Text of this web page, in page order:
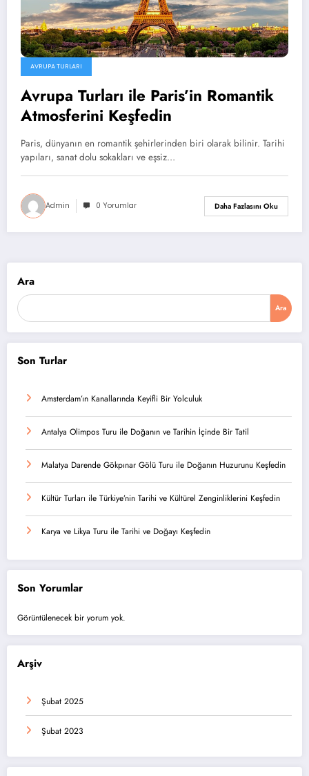
AVRUPA TURLARI
Avrupa Turları ile Paris’in Romantik
Atmosferini Keşfedin
Paris, dünyanın en romantik şehirlerinden biri olarak bilinir. Tarihi
yapıları, sanat dolu sokakları ve eşsiz…
Admin 0 Yorumlar Daha Fazlasını Oku
Ara
Ara
Son Turlar
Amsterdam’ın Kanallarında Keyifli Bir Yolculuk
Antalya Olimpos Turu ile Doğanın ve Tarihin İçinde Bir Tatil
Malatya Darende Gökpınar Gölü Turu ile Doğanın Huzurunu Keşfedin
Kültür Turları ile Türkiye’nin Tarihi ve Kültürel Zenginliklerini Keşfedin
Karya ve Likya Turu ile Tarihi ve Doğayı Keşfedin
Son Yorumlar
Görüntülenecek bir yorum yok.
Arşiv
Şubat 2025
Şubat 2023